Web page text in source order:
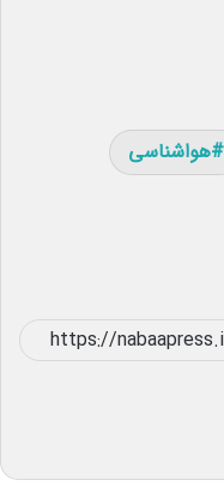
هواشناسی